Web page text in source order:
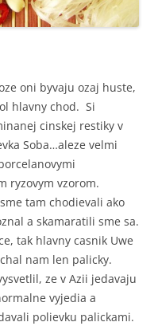
oni byvaju ozaj huste,
hlavny chod. Si
cinskej restiky v
Soba…aleze velmi
ryzovym vzorom.
tam chodievali ako
a skamaratili sme sa.
tak hlavny casnik Uwe
nam len palicky.
ze v Azii jedavaju
vyjedia a
polievku palickami.